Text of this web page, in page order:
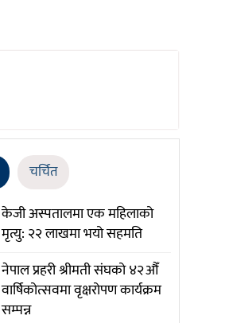
चर्चित
केजी अस्पतालमा एक महिलाको
मृत्यु: २२ लाखमा भयो सहमति
नेपाल प्रहरी श्रीमती संघको ४२औँ
वार्षिकोत्सवमा वृक्षरोपण कार्यक्रम
सम्पन्न